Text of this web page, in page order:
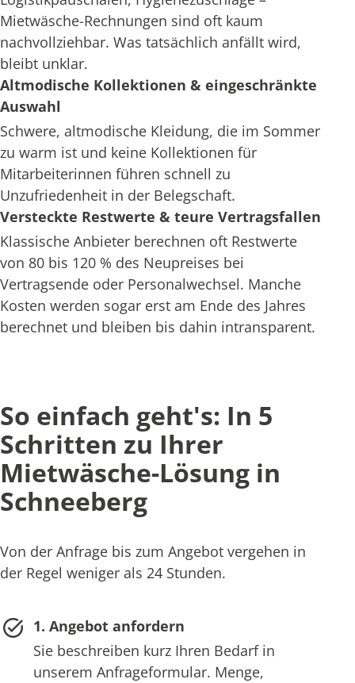
Mietwäsche-Rechnungen sind oft kaum
nachvollziehbar. Was tatsächlich anfällt wird,
bleibt unklar.
Altmodische Kollektionen & eingeschränkte
Auswahl
Schwere, altmodische Kleidung, die im Sommer
zu warm ist und keine Kollektionen für
Mitarbeiterinnen führen schnell zu
Unzufriedenheit in der Belegschaft.
Versteckte Restwerte & teure Vertragsfallen
Klassische Anbieter berechnen oft Restwerte
von 80 bis 120 % des Neupreises bei
Vertragsende oder Personalwechsel. Manche
Kosten werden sogar erst am Ende des Jahres
berechnet und bleiben bis dahin intransparent.
So einfach geht's: In 5
Schritten zu Ihrer
Mietwäsche-Lösung in
Schneeberg
Von der Anfrage bis zum Angebot vergehen in
der Regel weniger als 24 Stunden.
1. Angebot anfordern
Sie beschreiben kurz Ihren Bedarf in
unserem Anfrageformular. Menge,